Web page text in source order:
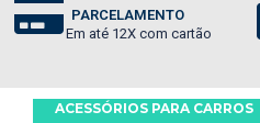
PARCELAMENTO
Em até 12X com cartão
ACESSÓRIOS PARA CARROS